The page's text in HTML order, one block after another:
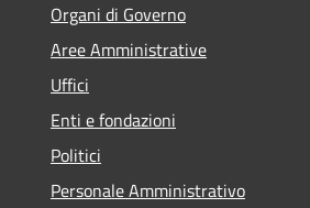
Organi di Governo
Aree Amministrative
Uffici
Enti e fondazioni
Politici
Personale Amministrativo